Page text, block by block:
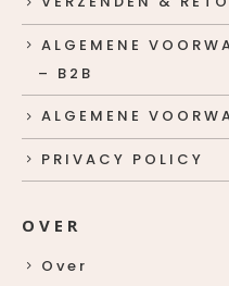
ALGEMENE
– B2B
ALGEMENE
PRIVACY POLICY
OVER
Over